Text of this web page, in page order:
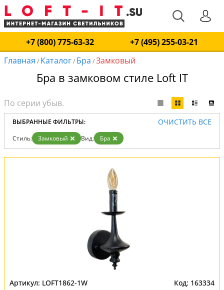
+7 (800) 775-63-32
+7 (495) 255-03-21
Главная / Каталог/ Бра /Замковый
Бра в замковом стиле Loft IT
ВЫБРАННЫЕ ФИЛЬТРЫ: ОЧИСТИТЬ ВСЕ
Стиль: Замковый Вид: Бра
LOFT1862-1W 163334